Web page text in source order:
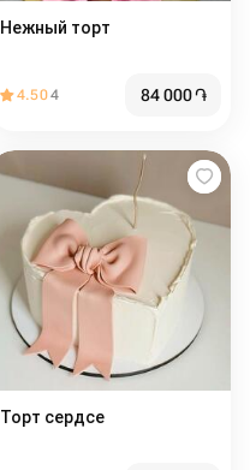
Нежный торт
4.504 84 000֏
Торт сердсе